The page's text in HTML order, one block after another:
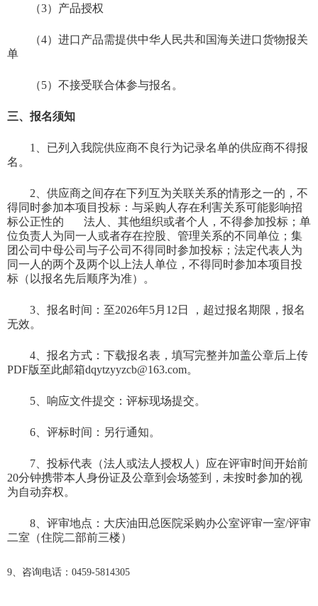
（3）产品授权
（4）进口产品需提供中华人民共和国海关进口货物报关
单
（5）不接受联合体参与报名。
三、报名须知
1
、已列入我院供应商不良行为记录名单的供应商不得报
名。
2 、供应商之间存在下列互为关联关系的情形之一的，不
得同时参加本项目投标：与采购人存在利害关系可能影响招
标公正性的
法人、其他组织或者个人，不得参加投标；单
位负责人为同一人或者存在控股、管理关系的不同单位；集
团公司中母公司与子公司不得同时参加投标；法定代表人为
同一人的两个及两个以上法人单位，不得同时参加本项目投
标（以报名先后顺序为准）。
3 、报名时间：至2026年5月 12 日
，超过报名期限，报名
无效。
4 、报名方式：下载报名表，填写完整并加盖公章后上传
PDF版至此邮箱dqytzyyzcb@163.com。
5 、响应文件提交：评标现场提交。
6 、评标时间：另行通知。
7 、投标代表（法人或法人授权人）应在评审时间开始前
20分钟携带本人身份证及公章到会场签到，未按时参加的视
为自动弃权。
8、评审地点：大庆油田总医院采购办公室评审一室/评审
二室（住院二部前三楼）
9、咨询电话：0459-5814305